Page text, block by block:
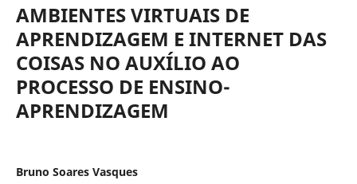
AMBIENTES VIRTUAIS DE
APRENDIZAGEM E INTERNET DAS
COISAS NO AUXÍLIO AO
PROCESSO DE ENSINO-
APRENDIZAGEM
Bruno Soares Vasques